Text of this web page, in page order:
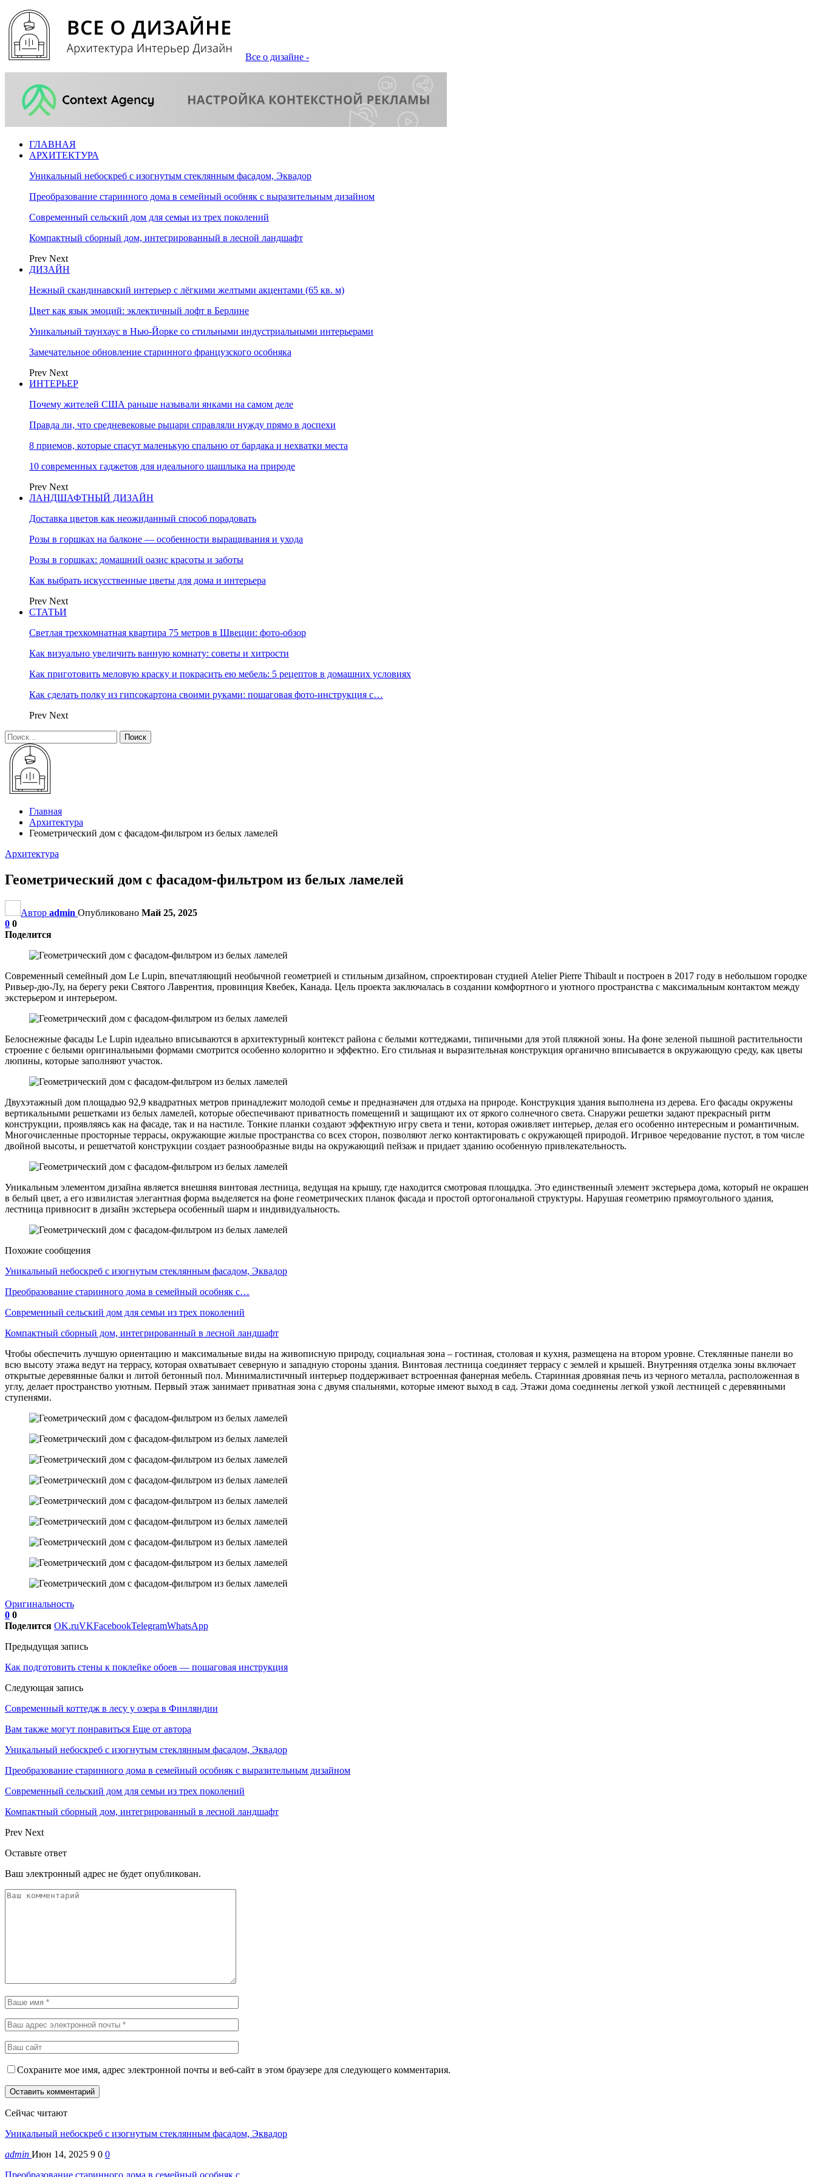
Все о дизайне -
ГЛАВНАЯ
АРХИТЕКТУРА
Уникальный небоскреб с изогнутым стеклянным фасадом, Эквадор
Преобразование старинного дома в семейный особняк с выразительным дизайном
Современный сельский дом для семьи из трех поколений
Компактный сборный дом, интегрированный в лесной ландшафт
Prev Next
ДИЗАЙН
Нежный скандинавский интерьер с лёгкими желтыми акцентами (65 кв. м)
Цвет как язык эмоций: эклектичный лофт в Берлине
Уникальный таунхаус в Нью-Йорке со стильными индустриальными интерьерами
Замечательное обновление старинного французского особняка
Prev Next
ИНТЕРЬЕР
Почему жителей США раньше называли янками на самом деле
Правда ли, что средневековые рыцари справляли нужду прямо в доспехи
8 приемов, которые спасут маленькую спальню от бардака и нехватки места
10 современных гаджетов для идеального шашлыка на природе
Prev Next
ЛАНДШАФТНЫЙ ДИЗАЙН
Доставка цветов как неожиданный способ порадовать
Розы в горшках на балконе — особенности выращивания и ухода
Розы в горшках: домашний оазис красоты и заботы
Как выбрать искусственные цветы для дома и интерьера
Prev Next
СТАТЬИ
Светлая трехкомнатная квартира 75 метров в Швеции: фото-обзор
Как визуально увеличить ванную комнату: советы и хитрости
Как приготовить меловую краску и покрасить ею мебель: 5 рецептов в домашних условиях
Как сделать полку из гипсокартона своими руками: пошаговая фото-инструкция с…
Prev Next
Главная
Архитектура
Геометрический дом с фасадом-фильтром из белых ламелей
Архитектура
Геометрический дом с фасадом-фильтром из белых ламелей
Автор admin Опубликовано Май 25, 2025
0 0
Поделится
Современный семейный дом Le Lupin, впечатляющий необычной геометрией и стильным дизайном, спроектирован студией Atelier Pierre Thibault и построен в 2017 году в небольшом городке
Ривьер-дю-Лу, на берегу реки Святого Лаврентия, провинция Квебек, Канада. Цель проекта заключалась в создании комфортного и уютного пространства с максимальным контактом между
экстерьером и интерьером.
Белоснежные фасады Le Lupin идеально вписываются в архитектурный контекст района с белыми коттеджами, типичными для этой пляжной зоны. На фоне зеленой пышной растительности
строение с белыми оригинальными формами смотрится особенно колоритно и эффектно. Его стильная и выразительная конструкция органично вписывается в окружающую среду, как цветы
люпины, которые заполняют участок.
Двухэтажный дом площадью 92,9 квадратных метров принадлежит молодой семье и предназначен для отдыха на природе. Конструкция здания выполнена из дерева. Его фасады окружены
вертикальными решетками из белых ламелей, которые обеспечивают приватность помещений и защищают их от яркого солнечного света. Снаружи решетки задают прекрасный ритм
конструкции, проявляясь как на фасаде, так и на настиле. Тонкие планки создают эффектную игру света и тени, которая оживляет интерьер, делая его особенно интересным и романтичным.
Многочисленные просторные террасы, окружающие жилые пространства со всех сторон, позволяют легко контактировать с окружающей природой. Игривое чередование пустот, в том числе
двойной высоты, и решетчатой конструкции создает разнообразные виды на окружающий пейзаж и придает зданию особенную привлекательность.
Уникальным элементом дизайна является внешняя винтовая лестница, ведущая на крышу, где находится смотровая площадка. Это единственный элемент экстерьера дома, который не окрашен
в белый цвет, а его извилистая элегантная форма выделяется на фоне геометрических планок фасада и простой ортогональной структуры. Нарушая геометрию прямоугольного здания,
лестница привносит в дизайн экстерьера особенный шарм и индивидуальность.
Похожие сообщения
Уникальный небоскреб с изогнутым стеклянным фасадом, Эквадор
Преобразование старинного дома в семейный особняк с…
Современный сельский дом для семьи из трех поколений
Компактный сборный дом, интегрированный в лесной ландшафт
Чтобы обеспечить лучшую ориентацию и максимальные виды на живописную природу, социальная зона – гостиная, столовая и кухня, размещена на втором уровне. Стеклянные панели во
всю высоту этажа ведут на террасу, которая охватывает северную и западную стороны здания. Винтовая лестница соединяет террасу с землей и крышей. Внутренняя отделка зоны включает
открытые деревянные балки и литой бетонный пол. Минималистичный интерьер поддерживает встроенная фанерная мебель. Старинная дровяная печь из черного металла, расположенная в
углу, делает пространство уютным. Первый этаж занимает приватная зона с двумя спальнями, которые имеют выход в сад. Этажи дома соединены легкой узкой лестницей с деревянными
ступенями.
Оригинальность
0 0
Поделится OK.ruVKFacebookTelegramWhatsApp
Предыдущая запись
Как подготовить стены к поклейке обоев — пошаговая инструкция
Следующая запись
Современный коттедж в лесу у озера в Финляндии
Вам также могут понравиться Еще от автора
Уникальный небоскреб с изогнутым стеклянным фасадом, Эквадор
Преобразование старинного дома в семейный особняк с выразительным дизайном
Современный сельский дом для семьи из трех поколений
Компактный сборный дом, интегрированный в лесной ландшафт
Prev Next
Оставьте ответ
Ваш электронный адрес не будет опубликован.
Сохраните мое имя, адрес электронной почты и веб-сайт в этом браузере для следующего комментария.
Сейчас читают
Уникальный небоскреб с изогнутым стеклянным фасадом, Эквадор
admin Июн 14, 2025 9 0 0
Преобразование старинного дома в семейный особняк с…